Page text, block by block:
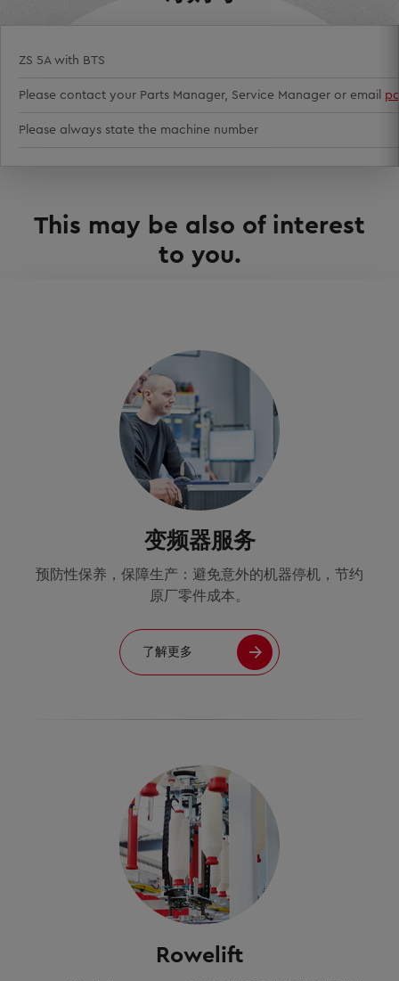
ZS 5A with BTS
Please contact your Parts Manager, Service Manager or email
Please always state the machine number
This may be also of interest
to you.
变频器服务
预防性保养，保障生产：避免意外的机器停机，节约
原厂零件成本。
了解更多
Rowelift